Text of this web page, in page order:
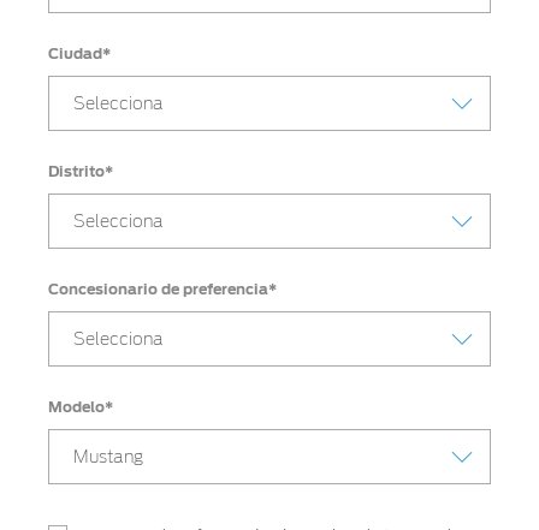
Ciudad*
Selecciona
Distrito*
Selecciona
Concesionario de preferencia*
Selecciona
Modelo*
Mustang